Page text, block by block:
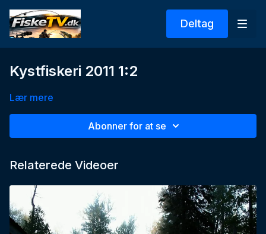
Deltag
Kystfiskeri 2011 1:2
Lær mere
Abonner for at se
Relaterede Videoer